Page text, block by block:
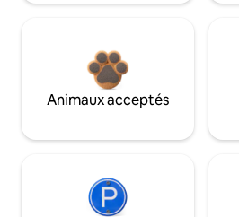
Animaux acceptés